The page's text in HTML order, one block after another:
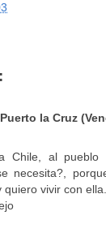
la Cruz
Chile, al pueblo
necesita?,
quiero vivir con